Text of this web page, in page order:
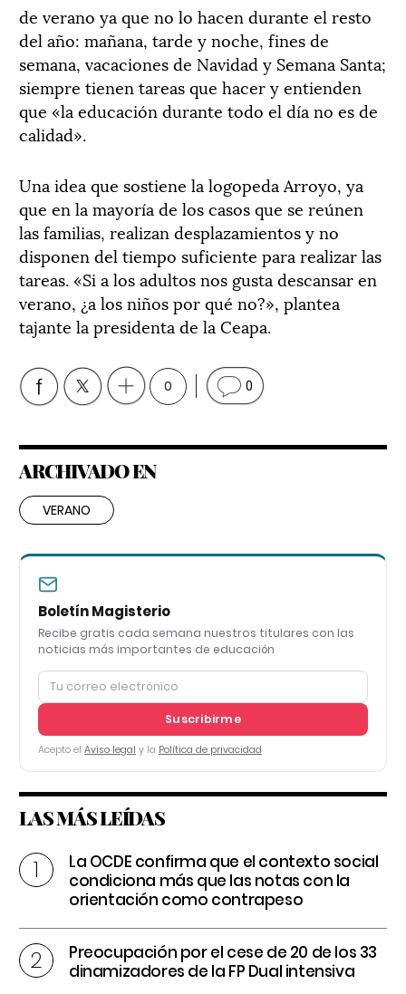
de verano ya que no lo hacen durante el resto
del año: mañana, tarde y noche, fines de
semana, vacaciones de Navidad y Semana Santa;
siempre tienen tareas que hacer y entienden
que «la educación durante todo el día no es de
calidad».
Una idea que sostiene la logopeda Arroyo, ya
que en la mayoría de los casos que se reúnen
las familias, realizan desplazamientos y no
disponen del tiempo suficiente para realizar las
tareas. «Si a los adultos nos gusta descansar en
verano, ¿a los niños por qué no?», plantea
tajante la presidenta de la Ceapa.
0 0
ARCHIVADO EN
VERANO
Boletín Magisterio
Recibe gratis cada semana nuestros titulares con las
noticias más importantes de educación
Suscribirme
Acepto el Aviso legal y la Política de privacidad
LAS MÁS LEÍDAS
La OCDE confirma que el contexto social
condiciona más que las notas con la
orientación como contrapeso
Preocupación por el cese de 20 de los 33
dinamizadores de la FP Dual intensiva